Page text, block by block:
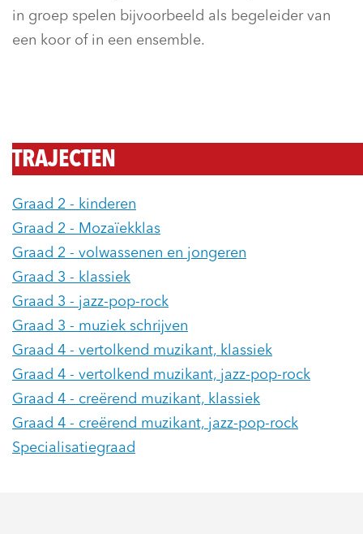
in groep spelen bijvoorbeeld als begeleider van
een koor of in een ensemble.
TRAJECTEN
Graad 2 - kinderen
Graad 2 - Mozaïekklas
Graad 2 - volwassenen en jongeren
Graad 3 - klassiek
Graad 3 - jazz-pop-rock
Graad 3 - muziek schrijven
Graad 4 - vertolkend muzikant, klassiek
Graad 4 - vertolkend muzikant, jazz-pop-rock
Graad 4 - creërend muzikant, klassiek
Graad 4 - creërend muzikant, jazz-pop-rock
Specialisatiegraad